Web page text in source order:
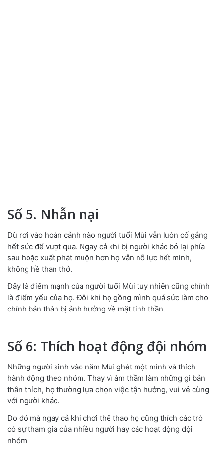
Số 5. Nhẫn nại
Dù rơi vào hoàn cảnh nào người tuổi Mùi vẫn luôn cố gắng
hết sức để vượt qua. Ngay cả khi bị người khác bỏ lại phía
sau hoặc xuất phát muộn hơn họ vẫn nỗ lực hết mình,
không hề than thở.
Đây là điểm mạnh của người tuổi Mùi tuy nhiên cũng chính
là điểm yếu của họ. Đôi khi họ gồng mình quá sức làm cho
chính bản thân bị ảnh hưởng về mặt tinh thần.
Số 6: Thích hoạt động đội nhóm
Những người sinh vào năm Mùi ghét một mình và thích
hành động theo nhóm. Thay vì âm thầm làm những gì bản
thân thích, họ thường lựa chọn việc tận hưởng, vui vẻ cùng
với người khác.
Do đó mà ngay cả khi chơi thể thao họ cũng thích các trò
có sự tham gia của nhiều người hay các hoạt động đội
nhóm.